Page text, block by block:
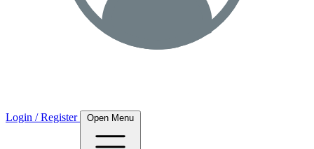
Login / Register Open Menu